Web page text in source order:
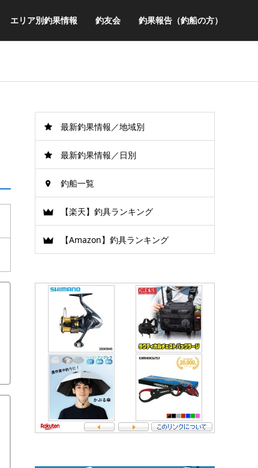
エリア別釣果情報 釣友会 釣果報告（釣船の方）
最新釣果情報／地域別
最新釣果情報／日別
釣船一覧
【楽天】釣具ランキング
【Amazon】釣具ランキング